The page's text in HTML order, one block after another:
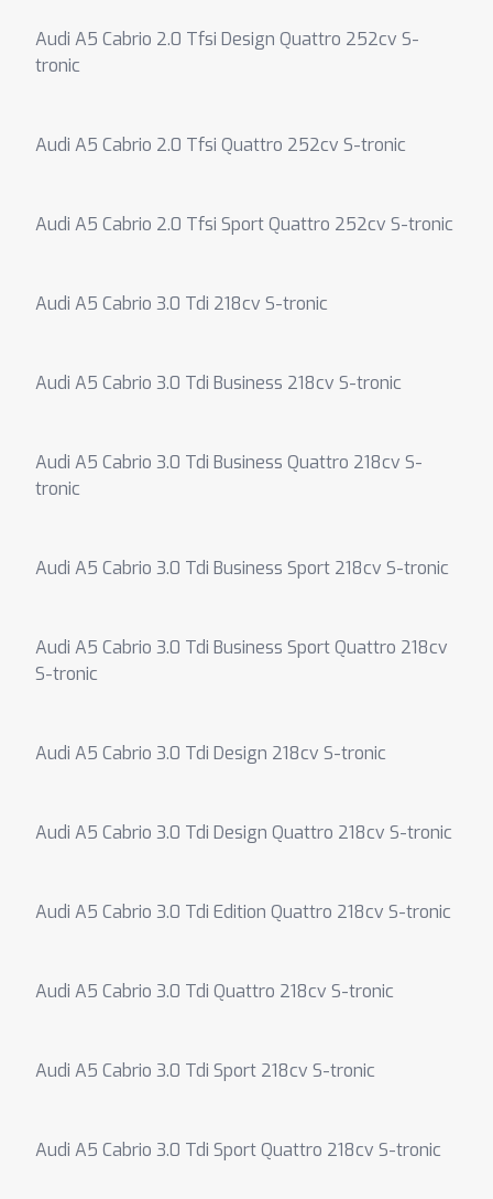
Audi A5 Cabrio 2.0 Tfsi Design Quattro 252cv S-
tronic
Audi A5 Cabrio 2.0 Tfsi Quattro 252cv S-tronic
Audi A5 Cabrio 2.0 Tfsi Sport Quattro 252cv S-tronic
Audi A5 Cabrio 3.0 Tdi 218cv S-tronic
Audi A5 Cabrio 3.0 Tdi Business 218cv S-tronic
Audi A5 Cabrio 3.0 Tdi Business Quattro 218cv S-
tronic
Audi A5 Cabrio 3.0 Tdi Business Sport 218cv S-tronic
Audi A5 Cabrio 3.0 Tdi Business Sport Quattro 218cv
S-tronic
Audi A5 Cabrio 3.0 Tdi Design 218cv S-tronic
Audi A5 Cabrio 3.0 Tdi Design Quattro 218cv S-tronic
Audi A5 Cabrio 3.0 Tdi Edition Quattro 218cv S-tronic
Audi A5 Cabrio 3.0 Tdi Quattro 218cv S-tronic
Audi A5 Cabrio 3.0 Tdi Sport 218cv S-tronic
Audi A5 Cabrio 3.0 Tdi Sport Quattro 218cv S-tronic